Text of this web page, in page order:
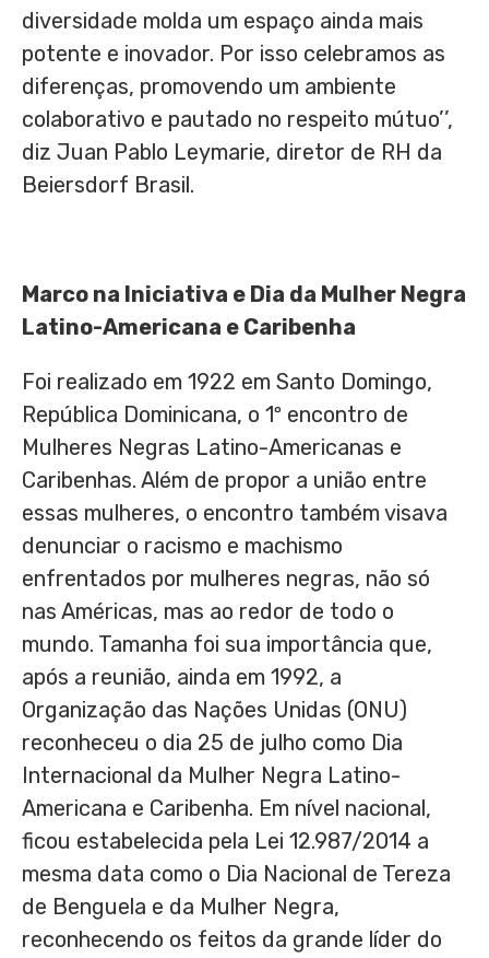
diversidade molda um espaço ainda mais
potente e inovador. Por isso celebramos as
diferenças, promovendo um ambiente
colaborativo e pautado no respeito mútuo’’,
diz Juan Pablo Leymarie, diretor de RH da
Beiersdorf Brasil.
Marco na Iniciativa e Dia da Mulher Negra
Latino-Americana e Caribenha
Foi realizado em 1922 em Santo Domingo,
República Dominicana, o 1º encontro de
Mulheres Negras Latino-Americanas e
Caribenhas. Além de propor a união entre
essas mulheres, o encontro também visava
denunciar o racismo e machismo
enfrentados por mulheres negras, não só
nas Américas, mas ao redor de todo o
mundo. Tamanha foi sua importância que,
após a reunião, ainda em 1992, a
Organização das Nações Unidas (ONU)
reconheceu o dia 25 de julho como Dia
Internacional da Mulher Negra Latino-
Americana e Caribenha. Em nível nacional,
ficou estabelecida pela Lei 12.987/2014 a
mesma data como o Dia Nacional de Tereza
de Benguela e da Mulher Negra,
reconhecendo os feitos da grande líder do